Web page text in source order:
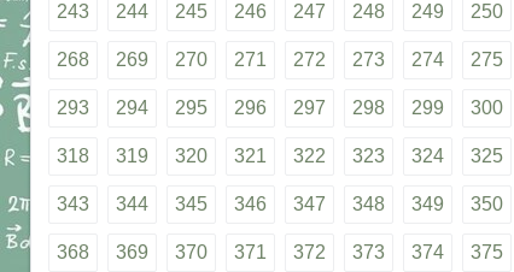
243 244 245 246 247 248 249 250
268 269 270 271 272 273 274 275
293 294 295 296 297 298 299 300
318 319 320 321 322 323 324 325
343 344 345 346 347 348 349 350
368 369 370 371 372 373 374 375